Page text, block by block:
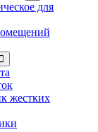
для
жестких